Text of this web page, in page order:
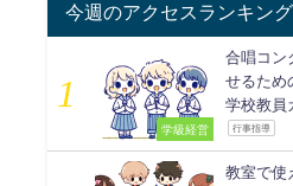
今週のアクセスランキング
学級経営
合唱コン
せるため
学校教員
行事指導
教室で使